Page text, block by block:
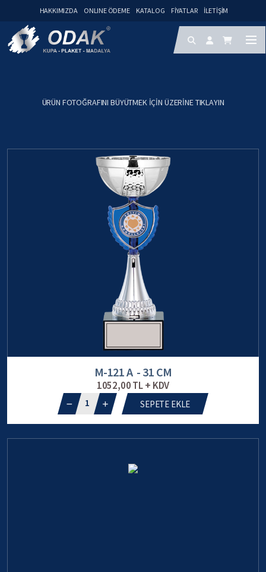
HAKKIMIZDA ONLINE ÖDEME KATALOG FIYATLAR İLETIŞIM
ÜRÜN FOTOĞRAFINI BÜYÜTMEK IÇIN ÜZERINE TIKLAYIN
M-121 A - 31 CM
1052,00 TL + KDV
1 SEPETE EKLE